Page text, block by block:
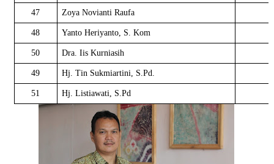
47 Zoya Novianti Raufa
48 Yanto Heriyanto, S. Kom
50 Dra. Iis Kurniasih
49 Hj. Tin Sukmiartini, S.Pd.
51 Hj. Listiawati, S.Pd